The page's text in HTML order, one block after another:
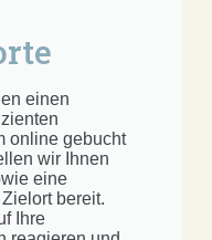
einen
online gebucht
wir Ihnen
eine
bereit.
Ihre